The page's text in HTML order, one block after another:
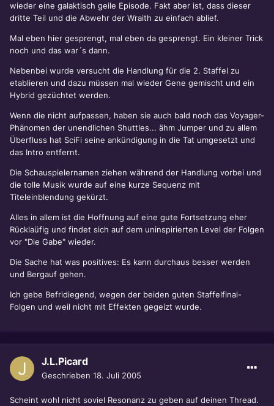
wieder eine galaktisch geile Episode. Fakt aber ist, dass dieser
dritte Teil und die Abwehr der Wraith zu einfach ablief.
Mal eben hier gesprengt, mal eben da gesprengt. Ein kleiner Trick
noch und das war´s dann.
Nebenbei wurde versucht die Handlung für die 2. Staffel zu
etablieren und dazu müssen mal wieder Gene gemischt und ein
Hybrid gezüchtet werden.
Wenn die nicht aufpassen, haben sie auch bald noch das Voyager-
Phänomen der unendlichen Shuttles... ähm Jumper und zu allem
Überfluss hat SciFi seine ankündigung in die Tat umgesetzt und
das Intro entfernt.
Die Schauspielernamen ziehen während der Handlung vorbei und
die tolle Musik wurde auf eine kurze Sequenz mit
Titeleinblendung gekürzt.
Alles in allem ist die Hoffnung auf eine gute Fortsetzung eher
Rücklaüfig und findet sich auf dem uninspirierten Level der Folgen
vor "Die Gabe" wieder.
Die Sache hat was positives: Es kann durchaus besser werden
und Bergauf gehen.
Ich gebe Befridiegend, wegen der beiden guten Staffelfinal-
Folgen und weil nicht mit Effekten gegeizt wurde.
J.L.Picard
Geschrieben 18. Juli 2005
Scheint wohl nicht soviel Resonanz zu geben auf deinen Thread.